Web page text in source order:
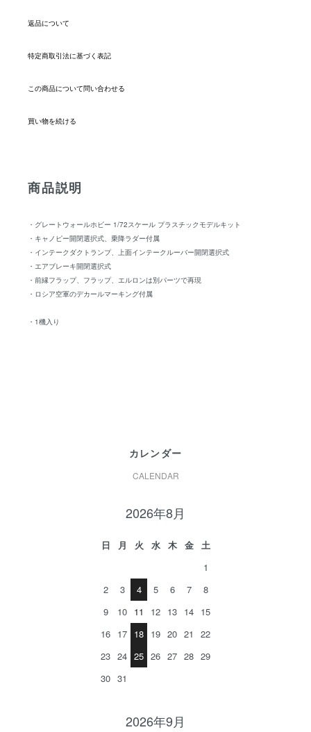
返品について
特定商取引法に基づく表記
この商品について問い合わせる
買い物を続ける
商品説明
・グレートウォールホビー 1/72スケール プラスチックモデルキット
・キャノピー開閉選択式、乗降ラダー付属
・インテークダクトランプ、上面インテークルーバー開閉選択式
・エアブレーキ開閉選択式
・前縁フラップ、フラップ、エルロンは別パーツで再現
・ロシア空軍のデカールマーキング付属
・1機入り
カレンダー
CALENDAR
2026年8月
日 月 火 水 木 金
土
1
2
3 4 5 6 7
8
9
10 11 12 13 14 15
16 17 18 19 20 21
22
23 24 25 26 27 28 29
30 31
2026年9月